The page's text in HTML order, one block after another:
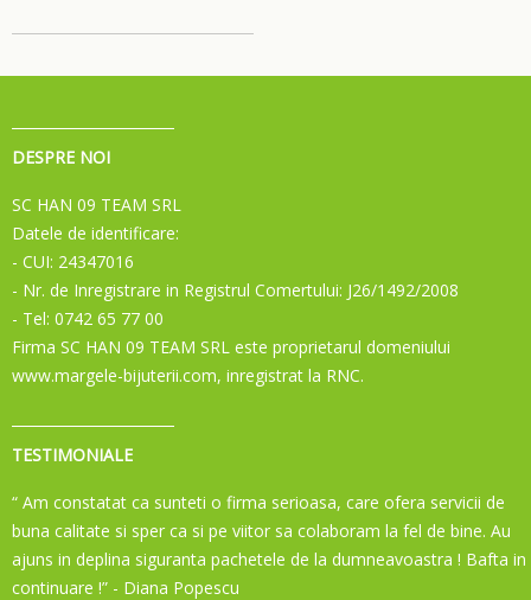
DESPRE NOI
SC HAN 09 TEAM SRL
Datele de identificare:
- CUI: 24347016
- Nr. de Inregistrare in Registrul Comertului: J26/1492/2008
- Tel: 0742 65 77 00
Firma SC HAN 09 TEAM SRL este proprietarul domeniului
www.margele-bijuterii.com, inregistrat la RNC.
TESTIMONIALE
“ Am constatat ca sunteti o firma serioasa, care ofera servicii de
buna calitate si sper ca si pe viitor sa colaboram la fel de bine. Au
ajuns in deplina siguranta pachetele de la dumneavoastra ! Bafta in
continuare !” - Diana Popescu